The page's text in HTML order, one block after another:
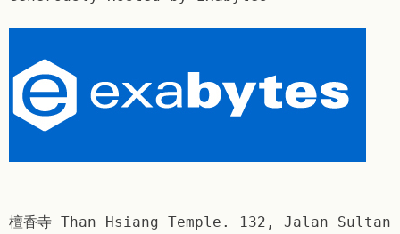
檀香寺 Than Hsiang Temple. 132, Jalan Sultan